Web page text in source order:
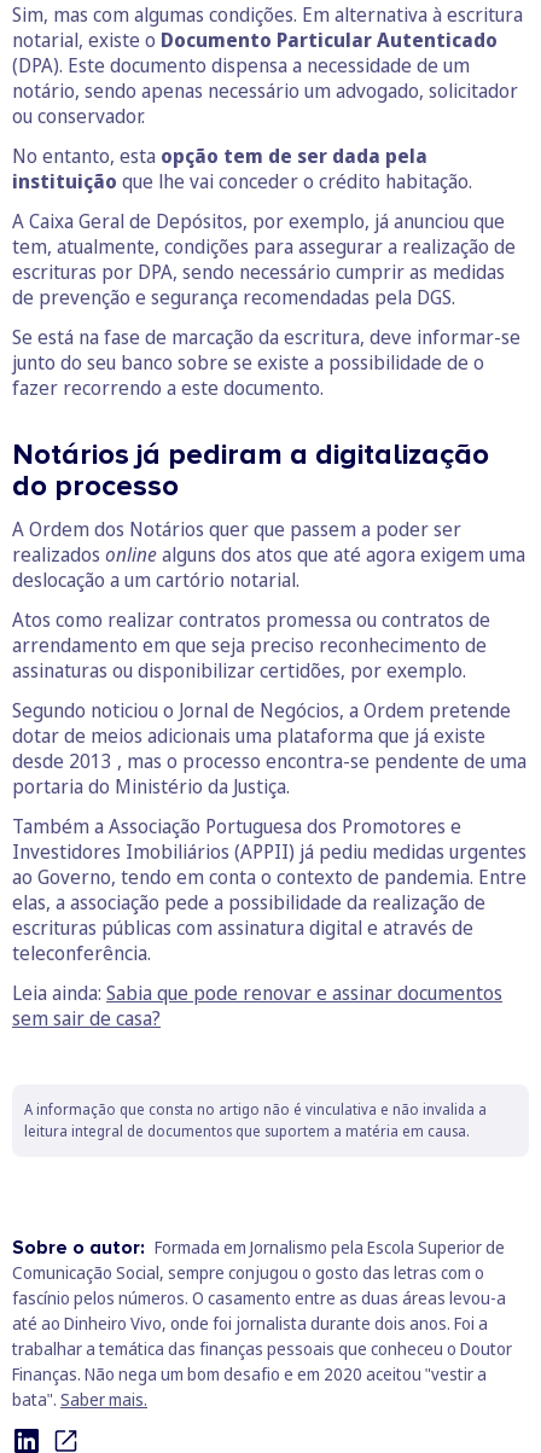
Sim, mas com algumas condições. Em alternativa à escritura
notarial, existe o Documento Particular Autenticado
(DPA). Este documento dispensa a necessidade de um
notário, sendo apenas necessário um advogado, solicitador
ou conservador.
No entanto, esta opção tem de ser dada pela
instituição que lhe vai conceder o crédito habitação.
A Caixa Geral de Depósitos, por exemplo, já anunciou que
tem, atualmente, condições para assegurar a realização de
escrituras por DPA, sendo necessário cumprir as medidas
de prevenção e segurança recomendadas pela DGS.
Se está na fase de marcação da escritura, deve informar-se
junto do seu banco sobre se existe a possibilidade de o
fazer recorrendo a este documento.
Notários já pediram a digitalização
do processo
A Ordem dos Notários quer que passem a poder ser
realizados onlinealguns dos atos que até agora exigem uma
deslocação a um cartório notarial.
Atos como realizar contratos promessa ou contratos de
arrendamento em que seja preciso reconhecimento de
assinaturas ou disponibilizar certidões, por exemplo.
Segundo noticiou o Jornal de Negócios, a Ordem pretende
dotar de meios adicionais uma plataforma que já existe
desde 2013 , mas o processo encontra-se pendente de uma
portaria do Ministério da Justiça.
Também a Associação Portuguesa dos Promotores e
Investidores Imobiliários (APPII) já pediu medidas urgentes
ao Governo, tendo em conta o contexto de pandemia. Entre
elas, a associação pede a possibilidade da realização de
escrituras públicas com assinatura digital e através de
teleconferência.
Leia ainda: Sabia que pode renovar e assinar documentos
sem sair de casa?
A informação que consta no artigo não é vinculativa e não invalida a
leitura integral de documentos que suportem a matéria em causa.
Sobre o autor: Formada em Jornalismo pela Escola Superior de
Comunicação Social, sempre conjugou o gosto das letras com o
fascínio pelos números. O casamento entre as duas áreas levou-a
até ao Dinheiro Vivo, onde foi jornalista durante dois anos. Foi a
trabalhar a temática das finanças pessoais que conheceu o Doutor
Finanças. Não nega um bom desafio e em 2020 aceitou "vestir a
bata". Saber mais.